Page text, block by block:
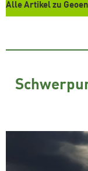
Alle Artikel zu